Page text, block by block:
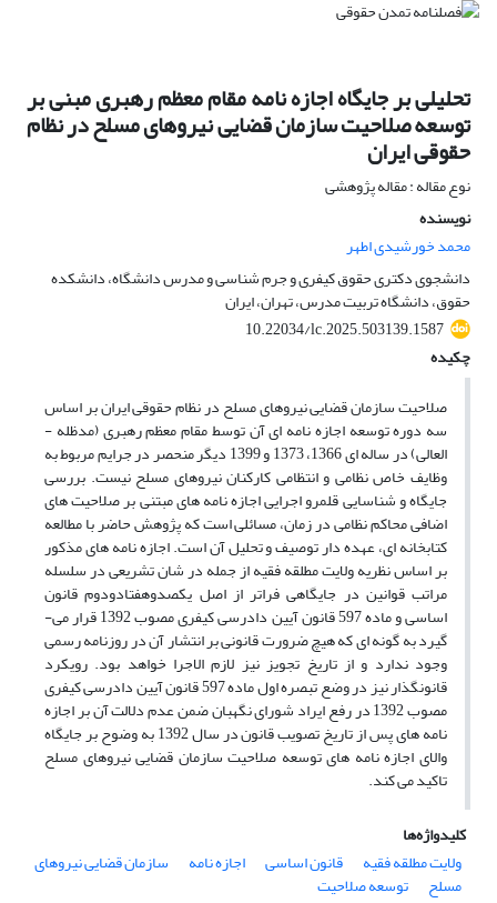
تحلیلی بر جایگاه اجازه نامه مقام معظم رهبری مبنی بر
توسعه صلاحیت سازمان قضایی نیروهای مسلح در نظام
حقوقی ایران
نوع مقاله : مقاله پژوهشی
نویسنده
محمد خورشیدی اطهر
دانشجوی دکتری حقوق کیفری و جرم شناسی و مدرس دانشگاه، دانشکده
حقوق، دانشگاه تربیت مدرس، تهران، ایران
10.22034/lc.2025.503139.1587
چکیده
صلاحیت سازمان قضایی نیروهای مسلح در نظام حقوقی ایران بر اساس
سه دوره توسعه اجازه نامه­ ای آن توسط مقام معظم رهبری (مدظله ­
العالی) در سال­ه ای 1366، 1373 و 1399 دیگر منحصر در جرایم مربوط به
وظایف خاص نظامی و انتظامی کارکنان نیرو­های مسلح نیست. بررسی
جایگاه و شناسایی قلمرو اجرایی اجازه ­نامه ­های مبتنی بر صلاحیت­ های
اضافی محاکم نظامی در زمان، مسائلی است که پژوهش حاضر با مطالعه
کتابخانه ­ای، عهده ­دار توصیف و تحلیل آن است. اجازه نامه ­های مذکور
بر اساس نظریه ولایت مطلقه فقیه از جمله در شان تشریعی در سلسله
مراتب قوانین در جایگاهی فراتر از اصل یکصدوهفتادودوم قانون
اساسی و ماده 597 قانون آیین دادرسی کیفری مصوب 1392 قرار می­
گیرد به گونه ­ای که هیچ ضرورت قانونی بر انتشار آن در روزنامه رسمی
وجود ندارد و از تاریخ تجویز نیز لازم الاجرا خواهد بود. رویکرد
قانونگذار نیز در وضع تبصره اول ماده 597 قانون آیین دادرسی کیفری
مصوب 1392 در رفع ایراد شورای نگهبان ضمن عدم دلالت آن بر اجازه
نامه ­­های پس از تاریخ تصویب قانون در سال 1392 به وضوح بر جایگاه
والای اجازه نامه ­های توسعه صلاحیت سازمان قضایی نیروهای مسلح
تاکید می­ کند.
کلیدواژه‌ها
ولایت مطلقه فقیه
قانون اساسی اجازه نامه سازمان قضایی نیروهای
مسلح
توسعه صلاحیت